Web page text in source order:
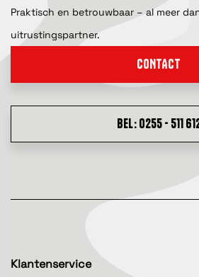
Praktisch en betrouwbaar – al meer
uitrustingspartner.
CONTACT
BEL: 0255 - 511
Klantenservice